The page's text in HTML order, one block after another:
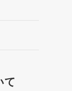
て